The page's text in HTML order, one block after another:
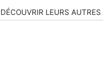
DÉCOUVRIR LEURS AUTRES